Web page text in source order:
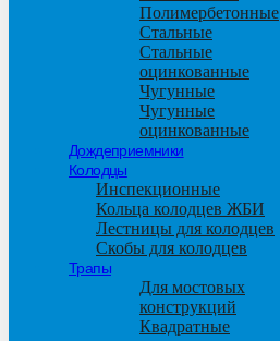
Полимербетонные
Стальные
Стальные
оцинкованные
Чугунные
Чугунные
оцинкованные
Дождеприемники
Колодцы
Инспекционные
Кольца колодцев ЖБИ
Лестницы для колодцев
Скобы для колодцев
Трапы
Для мостовых
конструкций
Квадратные